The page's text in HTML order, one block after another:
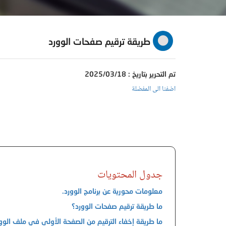
طريقة ترقيم صفحات الوورد
تم التحرير بتاريخ : 2025/03/18
اضفنا الى المفضلة
جدول المحتويات
معلومات محورية عن برنامج الوورد.
ما طريقة ترقيم صفحات الوورد؟
ما طريقة إخفاء الترقيم من الصفحة الأولى في ملف